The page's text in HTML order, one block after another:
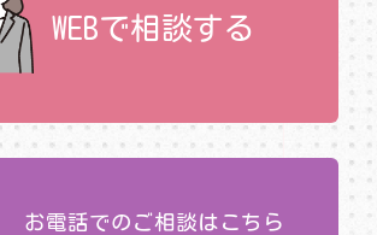
WEBで相談する
お電話でのご相談はこちら